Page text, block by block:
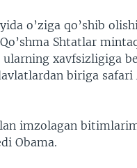
o’ziga qo’shib
Shtatlar
xavfsizligiga
biriga
imzolagan
Obama.